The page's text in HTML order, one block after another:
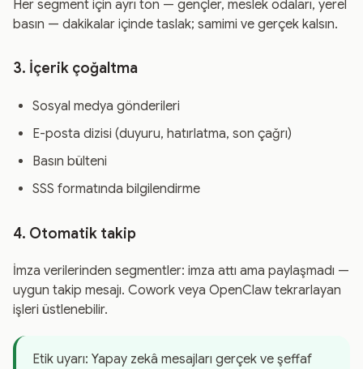
Her segment için ayrı ton — gençler, meslek odaları, yerel
basın — dakikalar içinde taslak; samimi ve gerçek kalsın.
3. İçerik çoğaltma
Sosyal medya gönderileri
E-posta dizisi (duyuru, hatırlatma, son çağrı)
Basın bülteni
SSS formatında bilgilendirme
4. Otomatik takip
İmza verilerinden segmentler: imza attı ama paylaşmadı —
uygun takip mesajı. Cowork veya OpenClaw tekrarlayan
işleri üstlenebilir.
Etik uyarı: Yapay zekâ mesajları gerçek ve şeffaf